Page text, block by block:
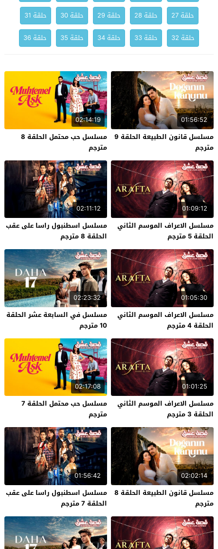
حلقة 27
حلقة 28 حلقة 29 حلقة 30
حلقة 31
حلقة 32
حلقة 33 حلقة 34 حلقة 35 حلقة 36
01:56:52
مسلسل قانون الطبيعة الحلقة 9
مترجم
02:14:19
مسلسل حب محتمل الحلقة 8
مترجم
01:09:12
مسلسل الاعراف الموسم الثاني
الحلقة 5 مترجم
02:11:12
مسلسل اسطنبول راسا على عقب
الحلقة 8 مترجم
01:05:30
مسلسل الاعراف الموسم الثاني
الحلقة 4 مترجم
02:23:32
مسلسل في السابعة عشر الحلقة
10 مترجم
01:01:25
مسلسل الاعراف الموسم الثاني
الحلقة 3 مترجم
02:17:08
مسلسل حب محتمل الحلقة 7
مترجم
02:02:14
مسلسل قانون الطبيعة الحلقة 8
مترجم
01:56:42
مسلسل اسطنبول راسا على عقب
الحلقة 7 مترجم